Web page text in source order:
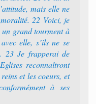
mais elle ne
22 Voici, je
grand tourment à
elle, s’ils ne se
23 Je frapperai de
reconnaîtront
et les coeurs, et
à ses